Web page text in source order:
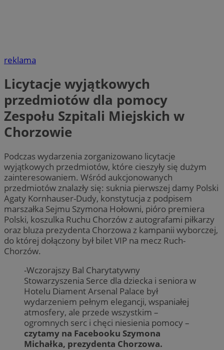
reklama
Licytacje wyjątkowych
przedmiotów dla pomocy
Zespołu Szpitali Miejskich w
Chorzowie
Podczas wydarzenia zorganizowano licytacje
wyjątkowych przedmiotów, które cieszyły się dużym
zainteresowaniem. Wśród aukcjonowanych
przedmiotów znalazły się: suknia pierwszej damy Polski
Agaty Kornhauser-Dudy, konstytucja z podpisem
marszałka Sejmu Szymona Hołowni, pióro premiera
Polski, koszulka Ruchu Chorzów z autografami piłkarzy
oraz bluza prezydenta Chorzowa z kampanii wyborczej,
do której dołączony był bilet VIP na mecz Ruch-
Chorzów.
-Wczorajszy Bal Charytatywny
Stowarzyszenia Serce dla dziecka i seniora w
Hotelu Diament Arsenal Palace był
wydarzeniem pełnym elegancji, wspaniałej
atmosfery, ale przede wszystkim –
ogromnych serc i chęci niesienia pomocy –
czytamy na Facebooku Szymona
Michałka, prezydenta Chorzowa.